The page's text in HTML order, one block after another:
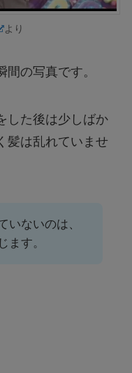
より
間の写真です。
した後は少しばか
髪は乱れていませ
いないのは、
ます。